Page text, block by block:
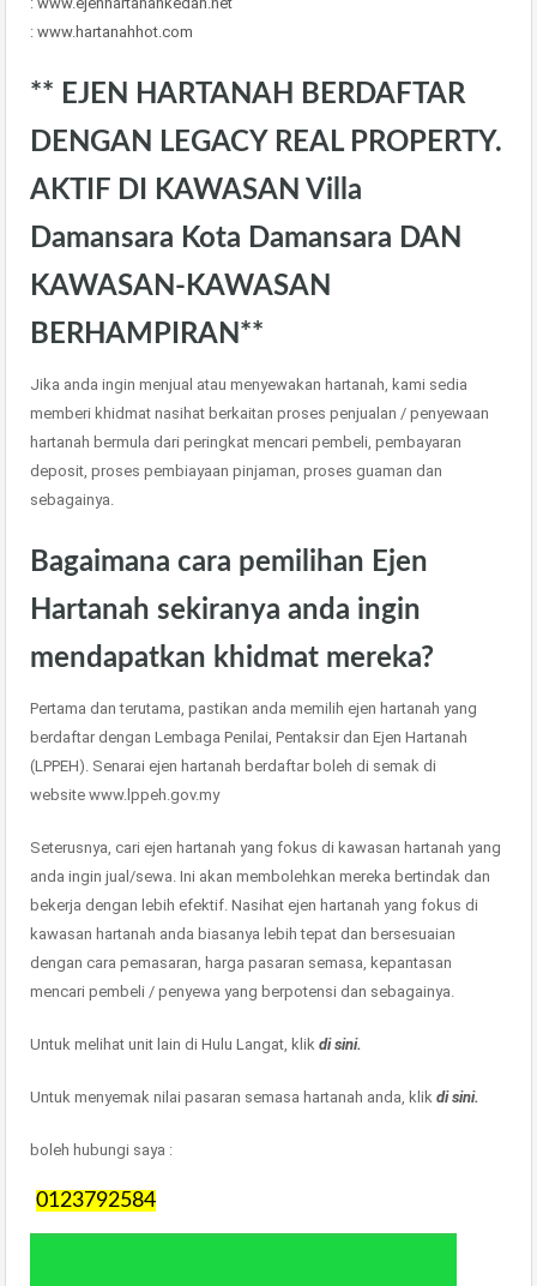
: www.hartanahhot.com
** EJEN HARTANAH BERDAFTAR
DENGAN LEGACY REAL PROPERTY.
AKTIF DI KAWASAN Villa
Damansara Kota Damansara DAN
KAWASAN-KAWASAN
BERHAMPIRAN**
Jika anda ingin menjual atau menyewakan hartanah, kami sedia
memberi khidmat nasihat berkaitan proses penjualan / penyewaan
hartanah bermula dari peringkat mencari pembeli, pembayaran
deposit, proses pembiayaan pinjaman, proses guaman dan
sebagainya.
Bagaimana cara pemilihan Ejen
Hartanah sekiranya anda ingin
mendapatkan khidmat mereka?
Pertama dan terutama, pastikan anda memilih ejen hartanah yang
berdaftar dengan Lembaga Penilai, Pentaksir dan Ejen Hartanah
(LPPEH). Senarai ejen hartanah berdaftar boleh di semak di
website www.lppeh.gov.my
Seterusnya, cari ejen hartanah yang fokus di kawasan hartanah yang
anda ingin jual/sewa. Ini akan membolehkan mereka bertindak dan
bekerja dengan lebih efektif. Nasihat ejen hartanah yang fokus di
kawasan hartanah anda biasanya lebih tepat dan bersesuaian
dengan cara pemasaran, harga pasaran semasa, kepantasan
mencari pembeli / penyewa yang berpotensi dan sebagainya.
Untuk melihat unit lain di Hulu Langat, klik di sini.
Untuk menyemak nilai pasaran semasa hartanah anda, klik di sini.
boleh hubungi saya :
0123792584